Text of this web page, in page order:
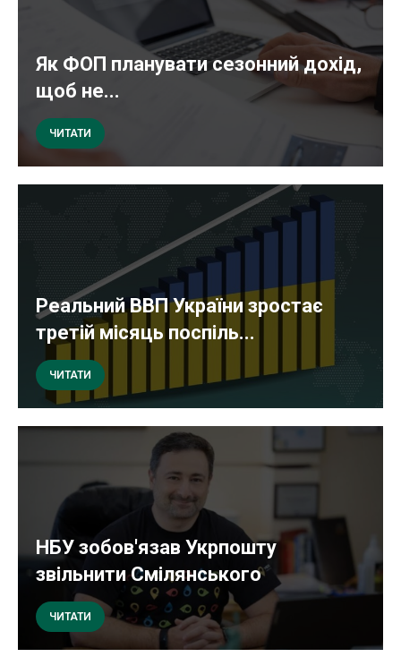
Як ФОП планувати сезонний дохід,
щоб не...
ЧИТАТИ
Реальний ВВП України зростає
третій місяць поспіль...
ЧИТАТИ
НБУ зобов'язав Укрпошту
звільнити Смілянського
ЧИТАТИ